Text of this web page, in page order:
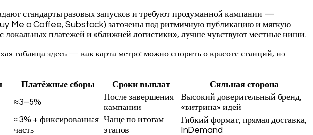
стандарты разовых запусков и требуют продуманной кампании —
Me a Coffee, Substack) заточены под ритмичную публикацию и мягкую
платежей и «ближней логистики», лучше чувствуют местные ниши.
таблица здесь — как карта метро: можно спорить о красоте станций, но
Платёжные сборы Сроки выплат
Сильная сторона
≈3–5%
После завершения
кампании
Высокий доверительный бренд,
«витрина» идей
≈3% + фиксированная
часть
Чаще по итогам
этапов
Гибкий формат, прямая доставка,
InDemand